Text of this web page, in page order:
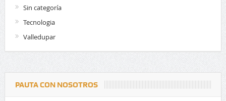
Sin categoría
Tecnologia
Valledupar
PAUTA CON NOSOTROS